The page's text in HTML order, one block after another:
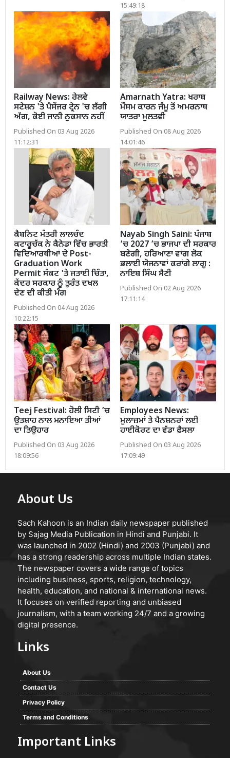
15:49:18
Railway News: ਰੇਲਵੇ
ਸਟੇਸ਼ਨ 'ਤੇ ਪੈਸੇਂਜਰ ਟ੍ਰੇਨ 'ਚ ਲੱਗੀ
ਅੱਗ, ਕੋਈ ਜਾਨੀ ਨੁਕਸਾਨ ਨਹੀਂ
Published On 03 Aug 2026
11:12:31
Amarnath Yatra: ਖਰਾਬ
ਮੌਸਮ ਕਾਰਨ ਜੰਮੂ ਤੋਂ ਅਮਰਨਾਥ
ਯਾਤਰਾ ਮੁਲਤਵੀ
Published On 08 Aug 2026
14:01:46
ਕੈਬਨਿਟ ਮੰਤਰੀ ਲਾਲਚੰਦ
ਕਟਾਰੂਚੱਕ ਨੇ ਕੈਨੇਡਾ ਵਿੱਚ ਭਾਰਤੀ
ਵਿਦਿਆਰਥੀਆਂ ਦੇ Post-
Graduation Work
Permit ਸੰਕਟ 'ਤੇ ਜਤਾਈ ਚਿੰਤਾ,
ਕੇਂਦਰ ਸਰਕਾਰ ਨੂੰ ਤੁਰੰਤ ਦਖਲ
ਦੇਣ ਦੀ ਕੀਤੀ ਮੰਗ
Published On 04 Aug 2026
10:22:15
Nayab Singh Saini: ਪੰਜਾਬ
’ਚ 2027 ’ਚ ਭਾਜਪਾ ਦੀ ਸਰਕਾਰ
ਬਣੇਗੀ, ਹਰਿਆਣਾ ਵਾਂਗ ਲੋਕ
ਭਲਾਈ ਯੋਜਨਾਵਾਂ ਕਰਾਂਗੇ ਲਾਗੂ :
ਨਾਇਬ ਸਿੰਘ ਸੈਣੀ
Published On 02 Aug 2026
17:11:14
Teej Festival: ਹੋਲੀ ਸਿਟੀ ’ਚ
ਉਤਸ਼ਾਹ ਨਾਲ ਮਨਾਇਆ ਤੀਆਂ
ਦਾ ਤਿਉਹਾਰ
Published On 03 Aug 2026
18:09:56
Employees News:
ਮੁਲਾਜ਼ਮਾਂ ਤੇ ਪੈਨਸ਼ਨਰਾਂ ਲਈ
ਹਾਈਕੋਰਟ ਦਾ ਵੱਡਾ ਫ਼ੈਸਲਾ
Published On 03 Aug 2026
17:09:49
About Us
Sach Kahoon is an Indian daily newspaper published
by Sajag Media Publication in Hindi and Punjabi. It
was launched in 2002 (Hindi) and 2003 (Punjabi) and
has a strong readership across multiple Indian states.
The newspaper covers a wide range of topics
including business, sports, religion, technology,
health, education, and national & international news.
It focuses on verified reporting and unbiased
journalism, with a team working 24/7 and a growing
digital presence.
Links
About Us
Contact Us
Privacy Policy
Terms and Conditions
Important Links